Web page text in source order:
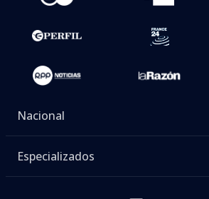
Nacional
Especializados